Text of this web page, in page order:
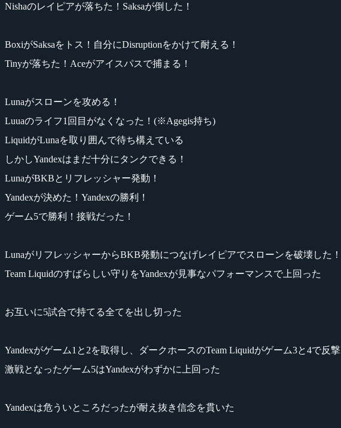
Nishaのレイピアが落ちた！Saksaが倒した！
BoxiがSaksaをトス！自分にDisruptionをかけて耐える！
Tinyが落ちた！Aceがアイスパスで捕まる！
Lunaがスローンを攻める！
Luuaのライフ1回目がなくなった！(※Agegis持ち)
LiquidがLunaを取り囲んで待ち構えている
しかしYandexはまだ十分にタンクできる！
LunaがBKBとリフレッシャー発動！
Yandexが決めた！Yandexの勝利！
ゲーム5で勝利！接戦だった！
LunaがリフレッシャーからBKB発動につなげレイピアでスローンを破壊した！
Team Liquidのすばらしい守りをYandexが見事なパフォーマンスで上回った
お互いに5試合で持てる全てを出し切った
Yandexがゲーム1と2を取得し、ダークホースのTeam Liquidがゲーム3と4で反撃
激戦となったゲーム5はYandexがわずかに上回った
Yandexは危ういところだったが耐え抜き信念を貫いた